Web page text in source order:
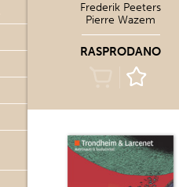
Frederik Peeters
Pierre Wazem
RASPRODANO